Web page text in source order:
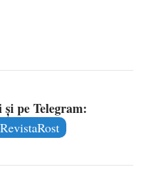
pe Telegram: